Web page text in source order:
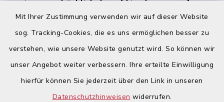
Mit Ihrer Zustimmung verwenden wir auf dieser Website
sog. Tracking-Cookies, die es uns ermöglichen besser zu
verstehen, wie unsere Website genutzt wird. So können wir
unser Angebot weiter verbessern. Ihre erteilte Einwilligung
hierfür können Sie jederzeit über den Link in unseren
Datenschutzhinweisen widerrufen.
weisen ausdrücklich darauf hin, dasszu jeder
Zeit alle Geschlechter (m/w/d) angesprochen
Quicklinks
Begegnungsland Lech-Wertach